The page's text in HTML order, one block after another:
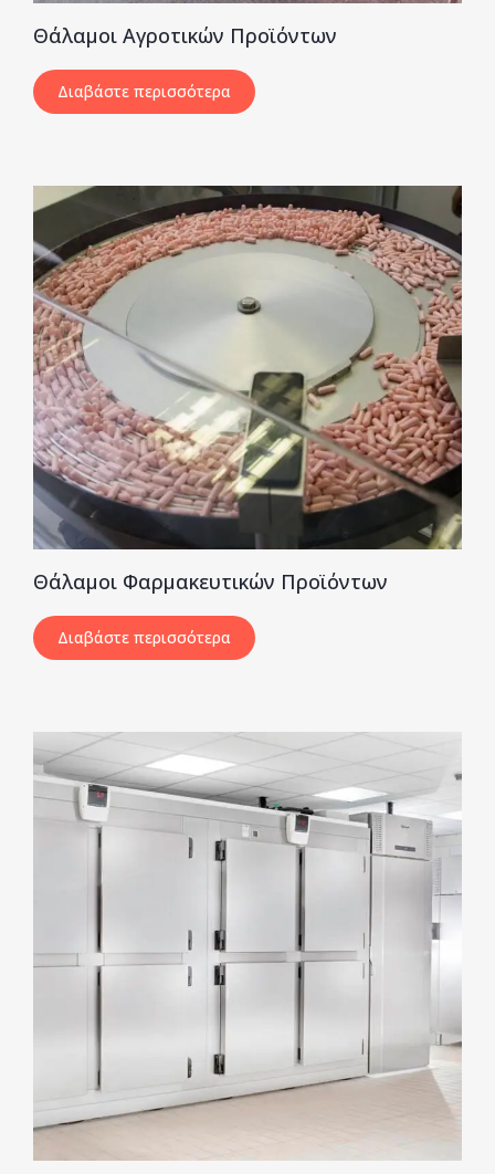
Θάλαμοι Αγροτικών Προϊόντων
Διαβάστε περισσότερα
Θάλαμοι Φαρμακευτικών Προϊόντων
Διαβάστε περισσότερα